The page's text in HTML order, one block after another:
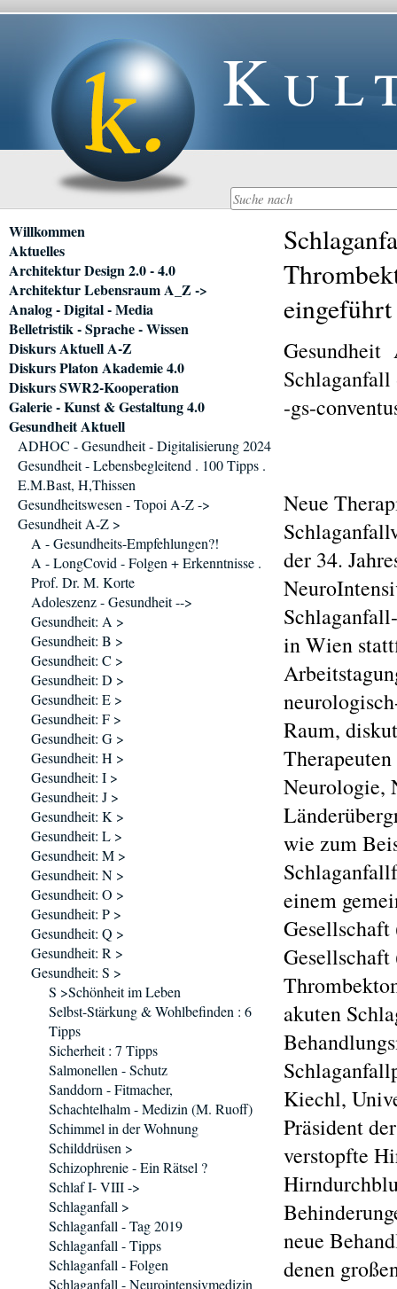
eingeführt
-gs-
Neue
der 34.
in Wien
Raum,
Neurologie,
wie zum
einem
akuten
Kiechl,
Präsident
verstopfte
neue
denen
Navigation
überspringen
Willkommen
Aktuelles
Architektur Design 2.0 - 4.0
Architektur Lebensraum A_Z ->
Analog - Digital - Media
Belletristik - Sprache - Wissen
Diskurs Aktuell A-Z
Diskurs Platon Akademie 4.0
Diskurs SWR2-Kooperation
Galerie - Kunst & Gestaltung 4.0
Gesundheit Aktuell
ADHOC - Gesundheit - Digitalisierung 2024
Gesundheit - Lebensbegleitend . 100 Tipps .
E.M.Bast, H,Thissen
Gesundheitswesen - Topoi A-Z ->
Gesundheit A-Z >
A - Gesundheits-Empfehlungen?!
A - LongCovid - Folgen + Erkenntnisse .
Prof. Dr. M. Korte
Adoleszenz - Gesundheit -->
Gesundheit: A >
Gesundheit: B >
Gesundheit: C >
Gesundheit: D >
Gesundheit: E >
Gesundheit: F >
Gesundheit: G >
Gesundheit: H >
Gesundheit: I >
Gesundheit: J >
Gesundheit: K >
Gesundheit: L >
Gesundheit: M >
Gesundheit: N >
Gesundheit: O >
Gesundheit: P >
Gesundheit: Q >
Gesundheit: R >
Gesundheit: S >
S >Schönheit im Leben
Selbst-Stärkung & Wohlbefinden : 6
Tipps
Sicherheit : 7 Tipps
Salmonellen - Schutz
Sanddorn - Fitmacher,
Schachtelhalm - Medizin (M. Ruoff)
Schimmel in der Wohnung
Schilddrüsen >
Schizophrenie - Ein Rätsel ?
Schlaf I- VIII ->
Schlaganfall >
Schlaganfall - Tag 2019
Schlaganfall - Tipps
Schlaganfall - Folgen
Schlaganfall - Neurointensivmedizin